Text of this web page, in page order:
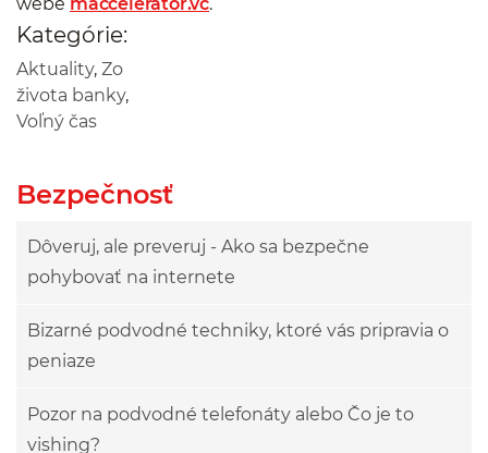
webe maccelerator.vc.
Kategórie:
Aktuality, Zo
života banky,
Voľný čas
Bezpečnosť
Dôveruj, ale preveruj - Ako sa bezpečne
pohybovať na internete
Bizarné podvodné techniky, ktoré vás pripravia o
peniaze
Pozor na podvodné telefonáty alebo Čo je to
vishing?